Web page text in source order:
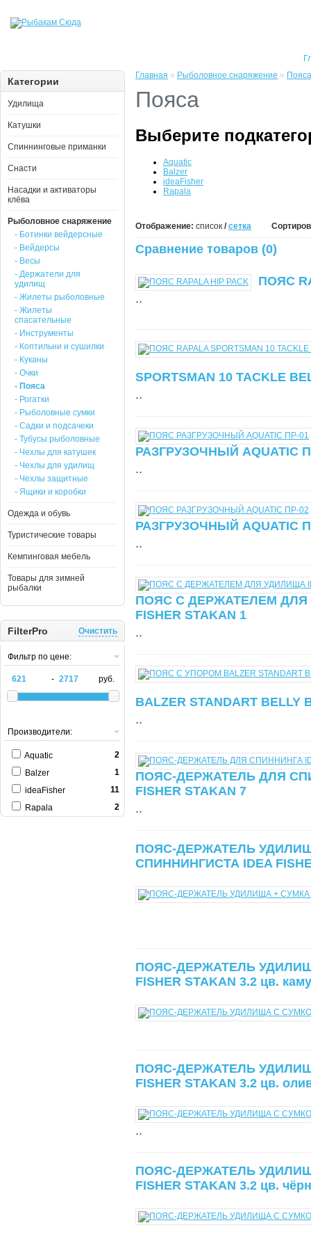
Категории
Удилища
Катушки
Спиннинговые приманки
Снасти
Насадки и активаторы
клёва
Рыболовное снаряжение
- Ботинки вейдерсные
- Вейдерсы
- Весы
- Держатели для
удилищ
- Жилеты рыболовные
- Жилеты
спасательные
- Инструменты
- Коптильни и сушилки
- Куканы
- Очки
- Пояса
- Рогатки
- Рыболовные сумки
- Садки и подсачеки
- Тубусы рыболовные
- Чехлы для катушек
- Чехлы для удилищ
- Чехлы защитные
- Ящики и коробки
Одежда и обувь
Туристические товары
Кемпинговая мебель
Товары для зимней
рыбалки
FilterPro Очистить
Фильтр по цене:
- руб.
Производители:
Aquatic
2
Balzer
1
ideaFisher
11
Rapala
2
Главная » Рыболовное снаряжение » Пояса
Пояса
Выберите
Aquatic
Balzer
ideaFisher
Rapala
Отображение: список / сетка
Сравнение товаров (0)
ПОЯС
..
SPORTSMAN 10 TACKLE
..
РАЗГРУЗОЧНЫЙ AQUATIC
..
РАЗГРУЗОЧНЫЙ AQUATIC
..
ПОЯС С ДЕРЖАТЕЛЕМ ДЛЯ
FISHER STAKAN 1
..
BALZER STANDART BELLY
..
ПОЯС-ДЕРЖАТЕЛЬ ДЛЯ
FISHER STAKAN 7
..
ПОЯС-ДЕРЖАТЕЛЬ
СПИННИНГИСТА IDEA
ПОЯС-ДЕРЖАТЕЛЬ
FISHER STAKAN 3.2 цв.
ПОЯС-ДЕРЖАТЕЛЬ
FISHER STAKAN 3.2 цв.
..
ПОЯС-ДЕРЖАТЕЛЬ
FISHER STAKAN 3.2 цв.